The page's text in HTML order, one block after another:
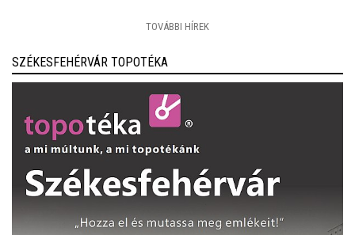
TOVÁBBI HÍREK
SZÉKESFEHÉRVÁR TOPOTÉKA